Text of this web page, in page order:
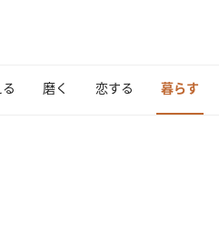
磨く 恋する 暮らす